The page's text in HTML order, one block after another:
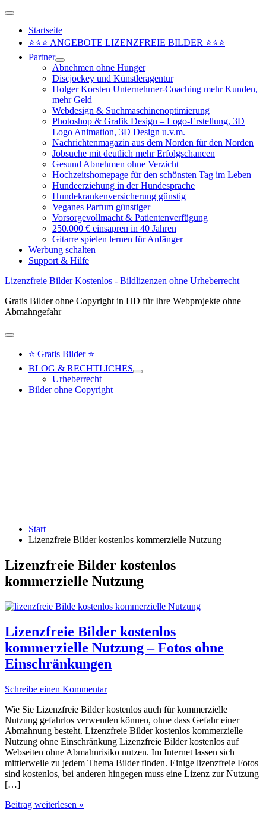
Zum
springen
Above
HeaderStartseite
⭐⭐⭐ ANGEBOTE LIZENZFREIE BILDER ⭐⭐⭐
Partner
Abnehmen ohne Hunger
Discjockey und Künstleragentur
Holger Korsten Unternehmer-Coaching mehr Kunden,
mehr Geld
Webdesign & Suchmaschinenoptimierung
Photoshop & Grafik Design – Logo-Erstellung, 3D
Logo Animation, 3D Design u.v.m.
Nachrichtenmagazin aus dem Norden für den Norden
Jobsuche mit deutlich mehr Erfolgschancen
Gesund Abnehmen ohne Verzicht
Hochzeitshomepage für den schönsten Tag im Leben
Hundeerziehung in der Hundesprache
Hundekrankenversicherung günstig
Veganes Parfum günstiger
Vorsorgevollmacht & Patientenverfügung
250.000 € einsapren in 40 Jahren
Gitarre spielen lernen für Anfänger
Werbung schalten
Support & Hilfe
Lizenzfreie Bilder Kostenlos - Bildlizenzen ohne Urheberrecht
Gratis Bilder ohne Copyright in HD für Ihre Webprojekte ohne
Abmahngefahr
Hauptmenü
⭐ Gratis Bilder ⭐
BLOG & RECHTLICHES
Urheberrecht
Bilder ohne Copyright
Start
Lizenzfreie Bilder kostenlos kommerzielle Nutzung
Lizenzfreie Bilder kostenlos
kommerzielle Nutzung
Lizenzfreie Bilder kostenlos
kommerzielle Nutzung – Fotos ohne
Einschränkungen
Schreibe einen Kommentar
Wie Sie Lizenzfreie Bilder kostenlos auch für kommerzielle
Nutzung gefahrlos verwenden können, ohne dass Gefahr einer
Abmahnung besteht. Lizenzfreie Bilder kostenlos kommerzielle
Nutzung ohne Einschränkung Lizenzfreie Bilder kostenlos auf
Webseiten ohne Abmahnrisiko nutzen. Im Internet lassen sich
mittlerweile zu jedem Thema Bilder finden. Einige lizenzfreie Fotos
sind kostenlos, bei anderen hingegen muss eine Lizenz zur Nutzung
[…]
Lizenzfreie
Beitrag weiterlesen »